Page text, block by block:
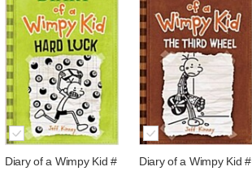
Diary of a Wimpy Kid #
Diary of a Wimpy Kid #